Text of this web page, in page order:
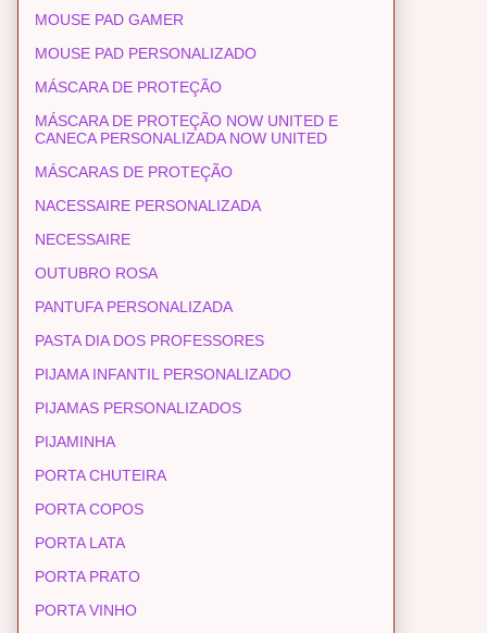
MOUSE PAD GAMER
MOUSE PAD PERSONALIZADO
MÁSCARA DE PROTEÇÃO
MÁSCARA DE PROTEÇÃO NOW UNITED E
CANECA PERSONALIZADA NOW UNITED
MÁSCARAS DE PROTEÇÃO
NACESSAIRE PERSONALIZADA
NECESSAIRE
OUTUBRO ROSA
PANTUFA PERSONALIZADA
PASTA DIA DOS PROFESSORES
PIJAMA INFANTIL PERSONALIZADO
PIJAMAS PERSONALIZADOS
PIJAMINHA
PORTA CHUTEIRA
PORTA COPOS
PORTA LATA
PORTA PRATO
PORTA VINHO